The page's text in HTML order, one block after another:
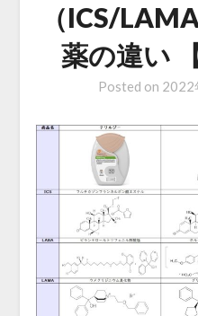
（ICS/
薬の違い
Posted on 2022